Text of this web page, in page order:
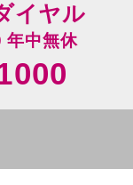
イヤル
年中無休